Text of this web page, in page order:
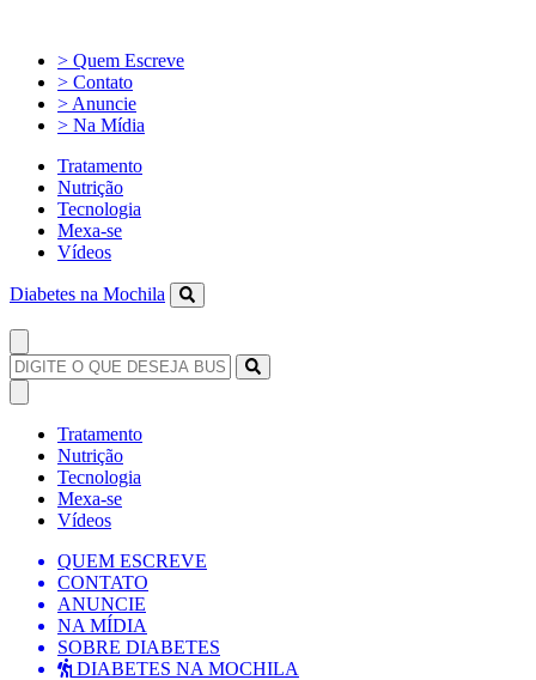
> Quem Escreve
> Contato
> Anuncie
> Na Mídia
Tratamento
Nutrição
Tecnologia
Mexa-se
Vídeos
Diabetes na Mochila
Tratamento
Nutrição
Tecnologia
Mexa-se
Vídeos
QUEM ESCREVE
CONTATO
ANUNCIE
NA MÍDIA
SOBRE DIABETES
DIABETES NA MOCHILA